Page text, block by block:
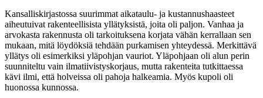
Kansalliskirjastossa suurimmat aikataulu- ja kustannushaasteet
aiheutuivat rakenteellisista yllätyksistä, joita oli paljon. Vanhaa ja
arvokasta rakennusta oli tarkoituksena korjata vähän kerrallaan sen
mukaan, mitä löydöksiä tehdään purkamisen yhteydessä. Merkittävä
yllätys oli esimerkiksi yläpohjan vauriot. Yläpohjaan oli alun perin
suunniteltu vain ilmatiivistyskorjaus, mutta rakenteita tutkittaessa
kävi ilmi, että holveissa oli pahoja halkeamia. Myös kupoli oli
huonossa kunnossa.